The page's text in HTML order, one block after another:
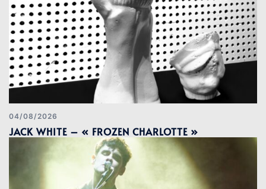
04/08/2026
JACK WHITE – « FROZEN CHARLOTTE »